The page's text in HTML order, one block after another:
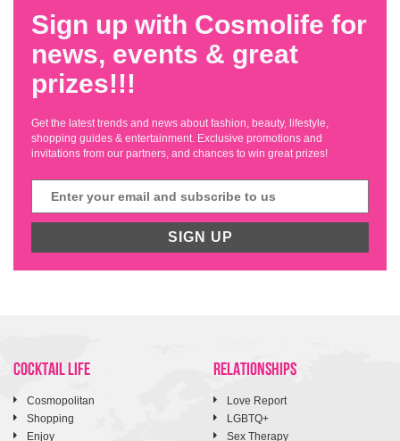
Sign up with Cosmolife for
news, events & great
prizes!!!
Get the latest trends and news about fashion, beauty, lifestyle,
shopping guides & entertainment. Exclusive promotions and
invitations from our partners, and chances to win great prizes!
SIGN UP
COCKTAIL LIFE
Cosmopolitan
Shopping
Enjoy
RELATIONSHIPS
Love Report
LGBTQ+
Sex Therapy